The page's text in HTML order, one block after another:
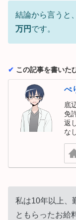
結論から言うと
万円 です。
✔︎ この記事を書いた
ぺ
底
免
返
な
私は10年以上、
ともらったお給